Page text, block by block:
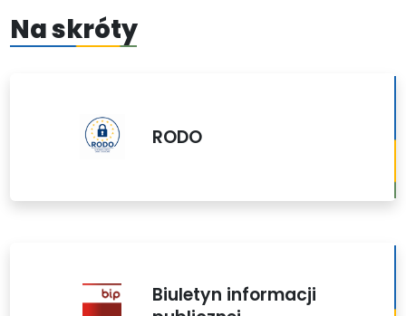
Na skróty
RODO
Biuletyn informacji